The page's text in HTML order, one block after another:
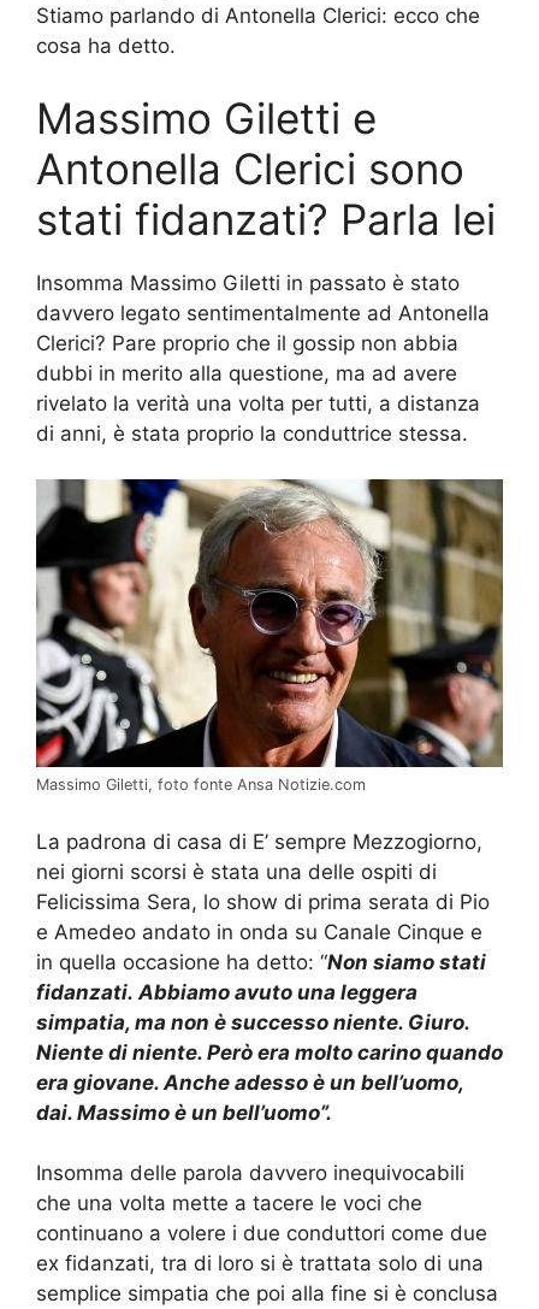
Stiamo parlando di Antonella Clerici: ecco che
cosa ha detto.
Massimo Giletti e
Antonella Clerici sono
stati fidanzati? Parla lei
Insomma Massimo Giletti in passato è stato
davvero legato sentimentalmente ad Antonella
Clerici? Pare proprio che il gossip non abbia
dubbi in merito alla questione, ma ad avere
rivelato la verità una volta per tutti, a distanza
di anni, è stata proprio la conduttrice stessa.
Massimo Giletti, foto fonte Ansa Notizie.com
La padrona di casa di E’ sempre Mezzogiorno,
nei giorni scorsi è stata una delle ospiti di
Felicissima Sera, lo show di prima serata di Pio
e Amedeo andato in onda su Canale Cinque e
in quella occasione ha detto: “Non siamo stati
fidanzati. Abbiamo avuto una leggera
simpatia, ma non è successo niente. Giuro.
Niente di niente. Però era molto carino quando
era giovane. Anche adesso è un bell’uomo,
dai. Massimo è un bell’uomo”.
Insomma delle parola davvero inequivocabili
che una volta mette a tacere le voci che
continuano a volere i due conduttori come due
ex fidanzati, tra di loro si è trattata solo di una
semplice simpatia che poi alla fine si è conclusa